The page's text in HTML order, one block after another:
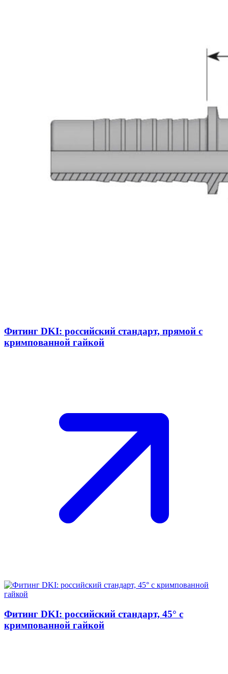
Фитинг DKI: российский стандарт, прямой с
кримпованной гайкой
Фитинг DKI: российский стандарт, 45° с
кримпованной гайкой